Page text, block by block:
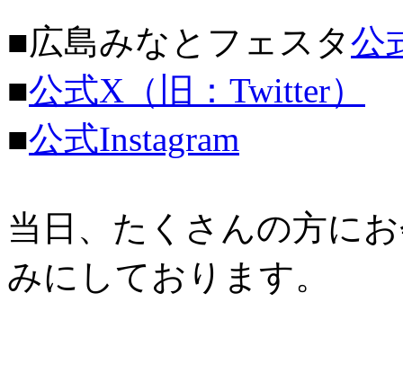
■広島みなとフェスタ公
■公式X（旧：Twitter）
■公式Instagram
当日、たくさんの方に
みにしております。